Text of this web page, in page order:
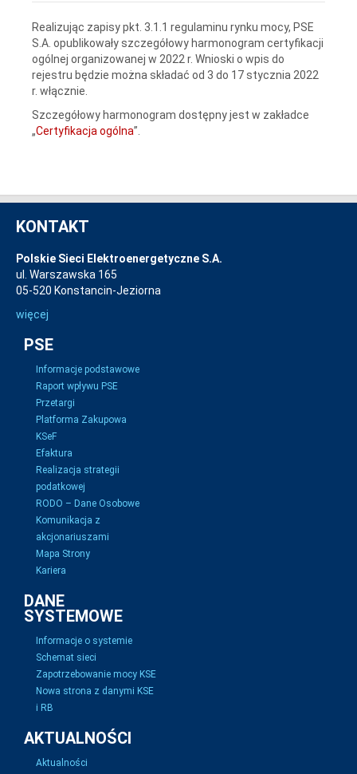
Realizując zapisy pkt. 3.1.1 regulaminu rynku mocy, PSE
S.A. opublikowały szczegółowy harmonogram certyfikacji
ogólnej organizowanej w 2022 r. Wnioski o wpis do
rejestru będzie można składać od 3 do 17 stycznia 2022
r. włącznie.
Szczegółowy harmonogram dostępny jest w zakładce
„Certyfikacja ogólna”.
KONTAKT
Polskie Sieci Elektroenergetyczne S.A.
ul. Warszawska 165
05-520 Konstancin-Jeziorna
więcej
PSE
Informacje podstawowe
Raport wpływu PSE
Przetargi
Platforma Zakupowa
KSeF
Efaktura
Realizacja strategii
podatkowej
RODO – Dane Osobowe
Komunikacja z
akcjonariuszami
Mapa Strony
Kariera
DANE
SYSTEMOWE
Informacje o systemie
Schemat sieci
Zapotrzebowanie mocy KSE
Nowa strona z danymi KSE
i RB
AKTUALNOŚCI
Aktualności